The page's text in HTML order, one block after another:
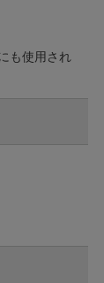
も使用され